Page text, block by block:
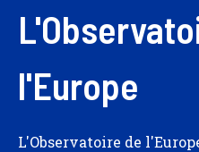
l'Europe
L'Observatoire de